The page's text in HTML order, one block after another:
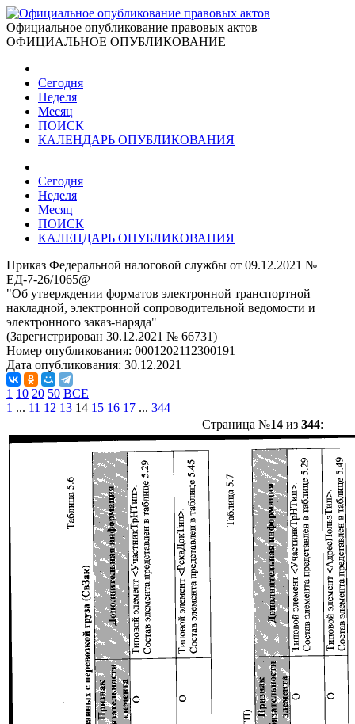
Официальное опубликование правовых актов
ОФИЦИАЛЬНОЕ ОПУБЛИКОВАНИЕ
Сегодня
Неделя
Месяц
ПОИСК
КАЛЕНДАРЬ ОПУБЛИКОВАНИЯ
Сегодня
Неделя
Месяц
ПОИСК
КАЛЕНДАРЬ ОПУБЛИКОВАНИЯ
Приказ Федеральной налоговой службы от 09.12.2021 №
ЕД-7-26/1065@
"Об утверждении форматов электронной транспортной
накладной, электронной сопроводительной ведомости и
электронного заказ-наряда"
(Зарегистрирован 30.12.2021 № 66731)
Номер опубликования: 0001202112300191
Дата опубликования: 30.12.2021
1 10 20 50 ВСЕ
1 ... 11 12 13 14 15 16 17 ... 344
Страница №14из 344: